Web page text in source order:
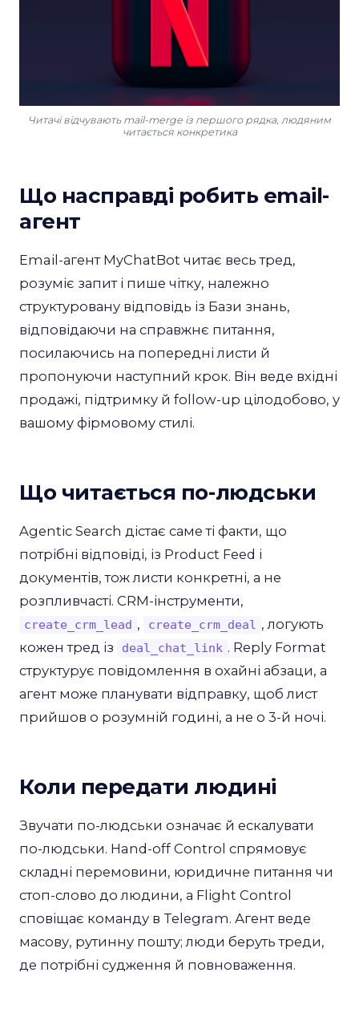
Читачі відчувають mail-merge із першого рядка, людяним
читається конкретика
Що насправді робить email-
агент
Email-агент MyChatBot читає весь тред,
розуміє запит і пише чітку, належно
структуровану відповідь із Бази знань,
відповідаючи на справжнє питання,
посилаючись на попередні листи й
пропонуючи наступний крок. Він веде вхідні
продажі, підтримку й follow-up цілодобово, у
вашому фірмовому стилі.
Що читається по-людськи
Agentic Search дістає саме ті факти, що
потрібні відповіді, із Product Feed і
документів, тож листи конкретні, а не
розпливчасті. CRM-інструменти,
create_crm_lead , create_crm_deal , логують
кожен тред із
deal_chat_link . Reply Format
структурує повідомлення в охайні абзаци, а
агент може планувати відправку, щоб лист
прийшов о розумній годині, а не о 3-й ночі.
Коли передати людині
Звучати по-людськи означає й ескалувати
по-людськи. Hand-off Control спрямовує
складні перемовини, юридичне питання чи
стоп-слово до людини, а Flight Control
сповіщає команду в Telegram. Агент веде
масову, рутинну пошту; люди беруть треди,
де потрібні судження й повноваження.